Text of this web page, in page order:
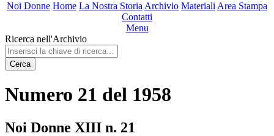
Noi Donne Home La Nostra Storia Archivio Materiali Area Stampa
Contatti
Menu
Ricerca nell'Archivio
Cerca
Numero 21 del 1958
Noi Donne XIII n. 21